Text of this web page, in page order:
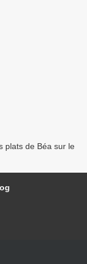
plats de Béa sur le